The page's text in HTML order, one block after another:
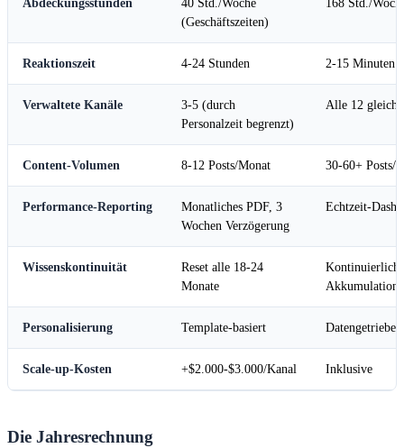
Abdeckungsstunden
40 Std./Woche
(Geschäftszeiten)
168 Std./
Reaktionszeit 4-24 Stunden 2-15 Minuten
Verwaltete Kanäle
3-5 (durch
Personalzeit begrenzt)
Alle 12
Content-Volumen 8-12 Posts/Monat 30-60+ Posts/
Performance-Reporting
Monatliches PDF, 3
Wochen Verzögerung
Echtzeit-
Wissenskontinuität
Reset alle 18-24
Monate
Kontinuierliche
Akkumulation
Personalisierung Template-basiert
Scale-up-Kosten +$2.000-$3.000/Kanal Inklusive
Die Jahresrechnung